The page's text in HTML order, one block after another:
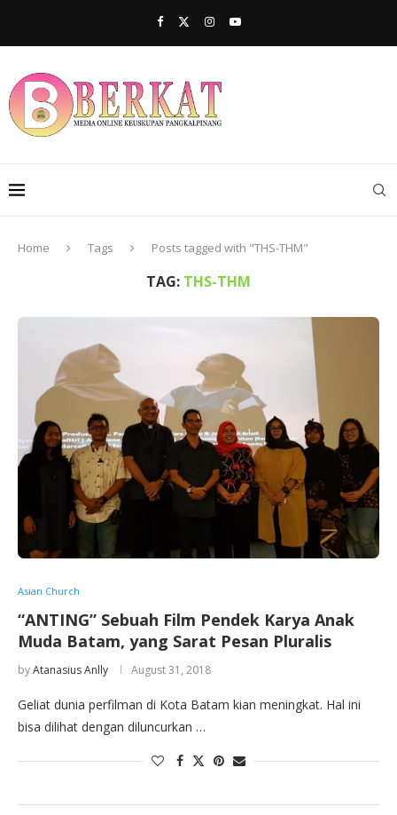
Home Tags Posts tagged with "THS-THM"
TAG: THS-THM
Asian Church
“ANTING” Sebuah Film Pendek Karya Anak
Muda Batam, yang Sarat Pesan Pluralis
byAtanasius Anlly August 31, 2018
Geliat dunia perfilman di Kota Batam kian meningkat. Hal ini
bisa dilihat dengan diluncurkan …